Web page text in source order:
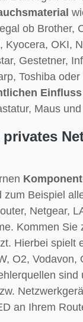
egal ob Brother,
Kyocera, OKI,
Gestetner,
Toshiba oder
Maus
zum Beispiel
Netgear,
Kommen
Hierbei spielt
O2, Vodavon,
sind
an Ihrem